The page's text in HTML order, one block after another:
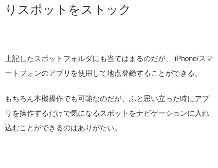
りスポットをストック
上記したスポットフォルダにも当てはまるのだが、 iPhone/スマ
ートフォンのアプリを使用して地点登録することができる。
もちろん本機操作でも可能なのだが、ふと思い立った時にアプ
リを操作するだけで気になるスポットをナビゲーションに入れ
込むことができるのはありがたい。